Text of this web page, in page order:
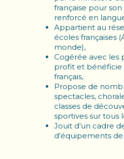
française pour
renforcé en
Appartient au
écoles françaises
monde),
Cogérée avec les
profit et bénéficie
français,
Propose de
spectacles,
classes de
sportives sur tous
Jouit d’un cadre
d’équipements